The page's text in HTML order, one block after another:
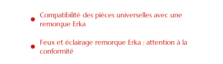
Compatibilité des pièces universelles avec une
remorque Erka
Feux et éclairage remorque Erka : attention à la
conformité